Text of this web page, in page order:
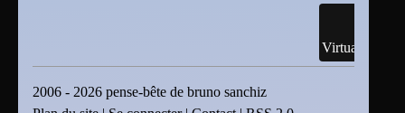
Virtualisation
2006 - 2026 pense-bête de bruno sanchiz